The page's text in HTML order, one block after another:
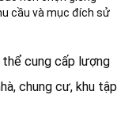
cầu và mục đích sử
thể cung cấp lượng
chung cư, khu tập